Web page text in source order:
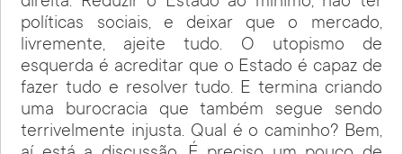
políticas sociais, e deixar que o mercado,
livremente, ajeite tudo. O utopismo de
esquerda é acreditar que o Estado é capaz de
fazer tudo e resolver tudo. E termina criando
uma burocracia que também segue sendo
terrivelmente injusta. Qual é o caminho? Bem,